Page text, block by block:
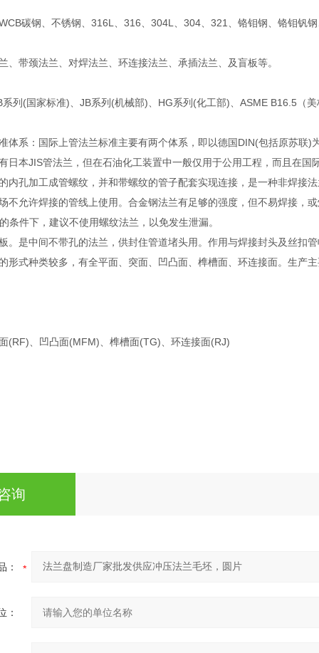
碳钢、不锈钢、316L、316、304L、304、321、铬钼钢、铬钼钒钢
颈法兰、对焊法兰、环连接法兰、承插法兰、及盲板等。
(国家标准)、JB系列(机械部)、HG系列(化工部)、ASME B16.5（美
：国际上管法兰标准主要有两个体系，即以德国DIN(包括原苏联)
日本JIS管法兰，但在石油化工装置中一般仅用于公用工程，而且在国
内孔加工成管螺纹，并和带螺纹的管子配套实现连接，是一种非焊接
不允许焊接的管线上使用。合金钢法兰有足够的强度，但不易焊接，
件下，建议不使用螺纹法兰，以免发生泄漏。
。是中间不带孔的法兰，供封住管道堵头用。作用与焊接封头及丝扣
形式种类较多，有全平面、突面、凹凸面、榫槽面、环连接面。生产
、凹凸面(MFM)、榫槽面(TG)、环连接面(RJ)
询
：
：